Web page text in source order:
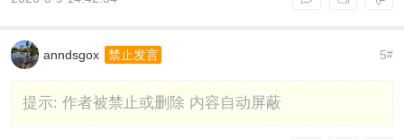
5#
anndsgox 禁止发言
提示: 作者被禁止或删除 内容自动屏蔽